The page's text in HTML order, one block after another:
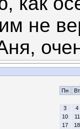
не
Пн
Вт
3
4
10
11
17
18